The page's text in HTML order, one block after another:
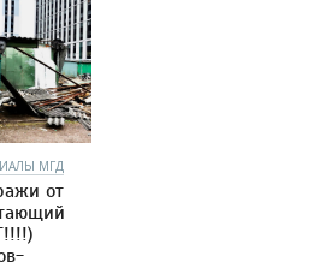
МГД
от